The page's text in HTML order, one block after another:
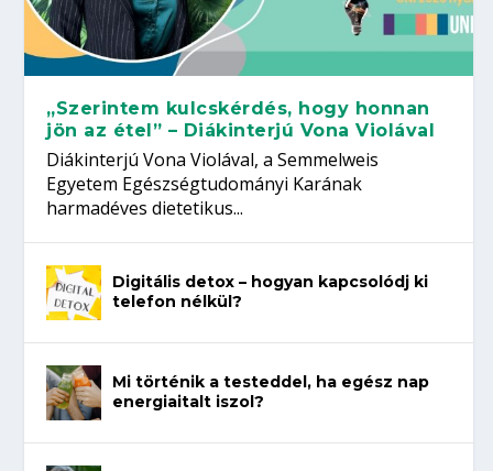
„Szerintem kulcskérdés, hogy honnan
jön az étel” – Diákinterjú Vona Violával
Diákinterjú Vona Violával, a Semmelweis
Egyetem Egészségtudományi Karának
harmadéves dietetikus...
Digitális detox – hogyan kapcsolódj ki
telefon nélkül?
Mi történik a testeddel, ha egész nap
energiaitalt iszol?